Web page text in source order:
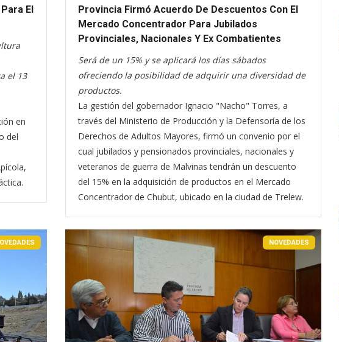
El
el 13
en
del
Provincia Firmó Acuerdo De Descuentos Con El
Mercado Concentrador Para Jubilados
Provinciales, Nacionales Y Ex Combatientes
Será de un 15% y se aplicará los días sábados
ofreciendo la posibilidad de adquirir una diversidad de
productos.
La gestión del gobernador Ignacio "Nacho" Torres, a
través del Ministerio de Producción y la Defensoría de los
Derechos de Adultos Mayores, firmó un convenio por el
cual jubilados y pensionados provinciales, nacionales y
veteranos de guerra de Malvinas tendrán un descuento
del 15% en la adquisición de productos en el Mercado
Concentrador de Chubut, ubicado en la ciudad de Trelew.
NOVEDADES